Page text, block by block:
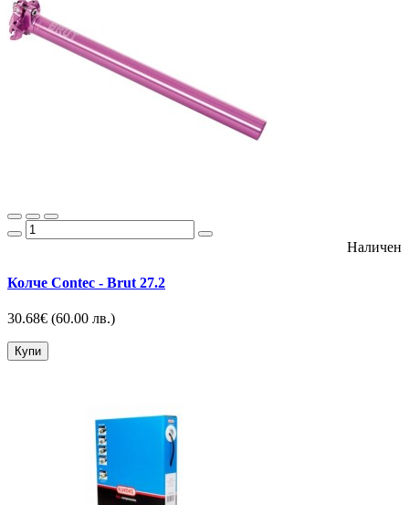
Наличен
Колче Contec - Brut 27.2
30.68€ (60.00 лв.)
Купи